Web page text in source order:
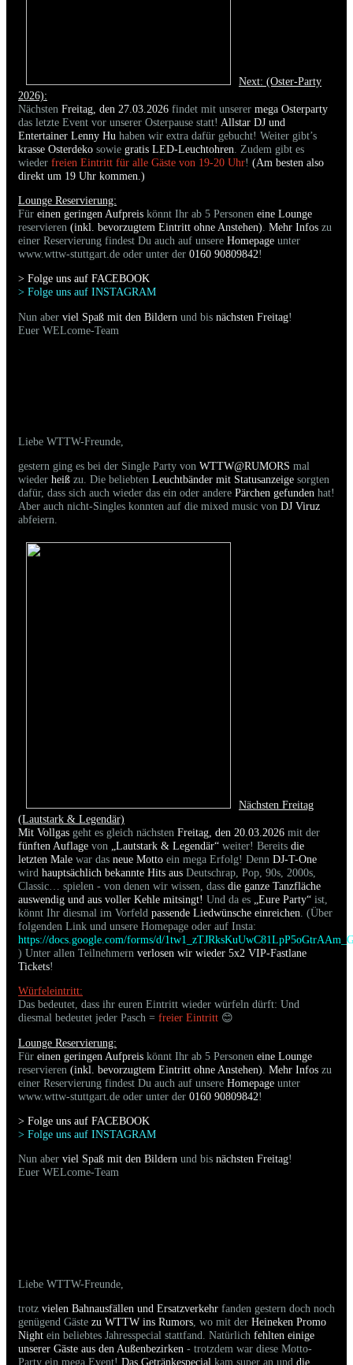
Next: (Oster-Party
2026):
Nächsten Freitag, den 27.03.2026 findet mit unserer mega Osterparty
das letzte Event vor unserer Osterpause statt! Allstar DJ und
Entertainer Lenny Hu haben wir extra dafür gebucht! Weiter gibt’s
krasse Osterdeko sowie gratis LED-Leuchtohren . Zudem gibt es
wieder freien Eintritt für alle Gäste von 19-20 Uhr! (Am besten also
direkt um 19 Uhr kommen.)
Lounge Reservierung:
Für einen geringen Aufpreis könnt Ihr ab 5 Personen eine Lounge
reservieren (inkl. bevorzugtem Eintritt ohne Anstehen) Mehr Infos zu
einer Reservierung findest Du auch auf unsere Homepage unter
www.wttw-stuttgart.de oder unter der 0160 90809842!
> Folge uns auf FACEBOOK
> Folge uns auf INSTAGRAM
Nun aber viel Spaß mit den Bildern und bis nächsten Freitag!
Euer WELcome-Team
Liebe WTTW-Freunde,
gestern ging es bei der Single Party von WTTW@RUMORS mal
wieder heiß zu. Die beliebten Leuchtbänder mit Statusanzeige sorgten
dafür, dass sich auch wieder das ein oder andere Pärchen gefunden hat!
Aber auch nicht-Singles konnten auf die mixed music von DJ Viruz
abfeiern.
Nächsten Freitag
(Lautstark & Legendär)
Mit Vollgas geht es gleich nächsten Freitag, den 20.03.2026 mit der
fünften Auflage von „Lautstark & Legendär“ weiter! Bereits die
letzten Male war das neue Motto ein mega Erfolg! Denn DJ-T-One
wird hauptsächlich bekannte Hits aus Deutschrap, Pop, 90s, 2000s,
Classic… spielen - von denen wir wissen, dass die ganze Tanzfläche
auswendig und aus voller Kehle mitsingt! Und da es „Eure Party“ ist,
könnt Ihr diesmal im Vorfeld passende Liedwünsche einreichen . (Über
folgenden Link und unsere Homepage oder auf Insta:
https://docs.google.com/forms/d/
) Unter allen Teilnehmern verlosen wir wieder 5x2 VIP-Fastlane
Tickets!
Würfeleintritt:
Das bedeutet, dass ihr euren Eintritt wieder würfeln dürft: Und
diesmal bedeutet jeder Pasch = freier Eintritt 😊
Lounge Reservierung:
Für einen geringen Aufpreis könnt Ihr ab 5 Personen eine Lounge
reservieren (inkl. bevorzugtem Eintritt ohne Anstehen) Mehr Infos zu
einer Reservierung findest Du auch auf unsere Homepage unter
www.wttw-stuttgart.de oder unter der 0160 90809842!
> Folge uns auf FACEBOOK
> Folge uns auf INSTAGRAM
Nun aber viel Spaß mit den Bildern und bis nächsten Freitag!
Euer WELcome-Team
Liebe WTTW-Freunde,
trotz vielen Bahnausfällen und Ersatzverkehr fanden gestern doch noch
genügend Gäste zu WTTW ins Rumors , wo mit der Heineken Promo
Night ein beliebtes Jahresspecial stattfand. Natürlich fehlten einige
unserer Gäste aus den Außenbezirken - trotzdem war diese Motto-
Party ein mega Event! Das Getränkespecial kam super an und die